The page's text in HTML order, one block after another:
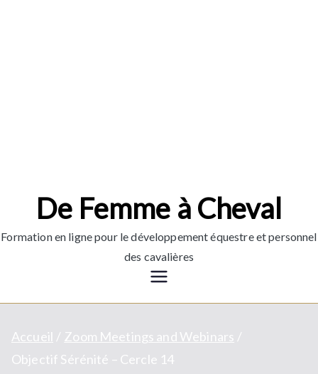
De Femme à Cheval
Formation en ligne pour le développement équestre et personnel
des cavalières
Accueil
Zoom Meetings and Webinars
Objectif Sérénité – Cercle 14